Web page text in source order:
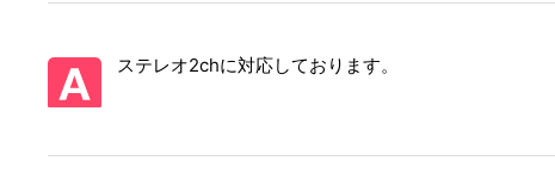
ステレオ2chに対応しております。